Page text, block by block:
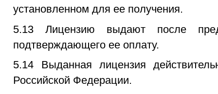
установленном для ее получения.
5.13 Лицензию выдают после
подтверждающего ее оплату.
5.14 Выданная лицензия
Российской Федерации.